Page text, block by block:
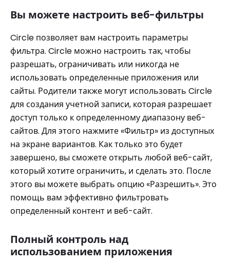
Вы можете настроить веб-фильтры
Circle позволяет вам настроить параметры
фильтра. Circle можно настроить так, чтобы
разрешать, ограничивать или никогда не
использовать определенные приложения или
сайты. Родители также могут использовать Circle
для создания учетной записи, которая разрешает
доступ только к определенному диапазону веб-
сайтов. Для этого нажмите «Фильтр» из доступных
на экране вариантов. Как только это будет
завершено, вы сможете открыть любой веб-сайт,
который хотите ограничить, и сделать это. После
этого вы можете выбрать опцию «Разрешить». Это
помощь вам эффективно фильтровать
определенный контент и веб-сайт.
Полный контроль над
использованием приложения